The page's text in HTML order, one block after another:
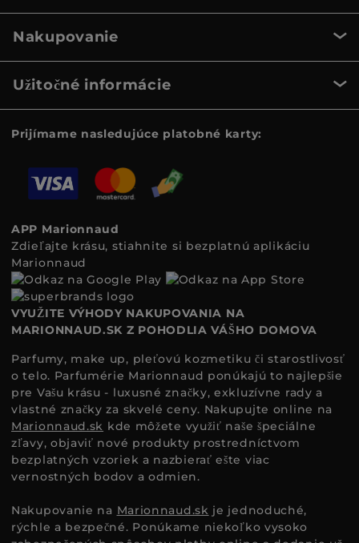
Nakupovanie
Užitočné informácie
Prijímame nasledujúce platobné karty:
APP Marionnaud
Zdieľajte krásu, stiahnite si bezplatnú aplikáciu
Marionnaud
VYUŽITE VÝHODY NAKUPOVANIA NA
MARIONNAUD.SK Z POHODLIA VÁŠHO DOMOVA
Parfumy, make up, pleťovú kozmetiku či starostlivosť
o telo. Parfumérie Marionnaud ponúkajú to najlepšie
pre Vašu krásu - luxusné značky, exkluzívne rady a
vlastné značky za skvelé ceny. Nakupujte online na
Marionnaud.sk kde môžete využiť naše špeciálne
zľavy, objaviť nové produkty prostredníctvom
bezplatných vzoriek a nazbierať ešte viac
vernostných bodov a odmien.
Nakupovanie na Marionnaud.sk je jednoduché,
rýchle a bezpečné. Ponúkame niekoľko vysoko